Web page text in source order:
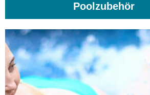
Poolzubehör